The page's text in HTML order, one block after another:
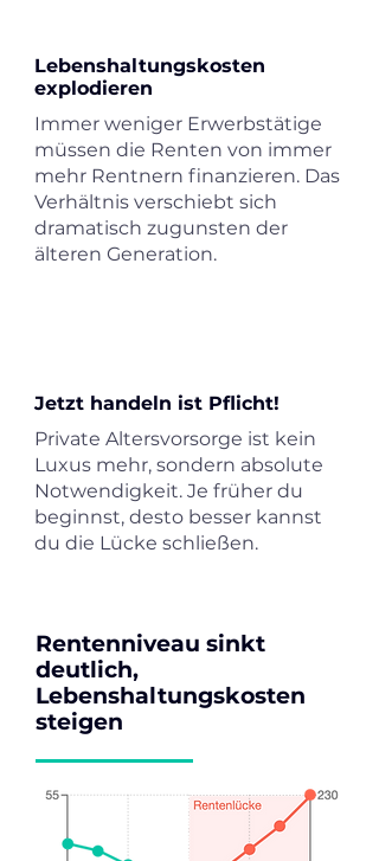
Lebenshaltungskosten
explodieren
Immer weniger Erwerbstätige
müssen die Renten von immer
mehr Rentnern finanzieren. Das
Verhältnis verschiebt sich
dramatisch zugunsten der
älteren Generation.
Jetzt handeln ist Pflicht!
Private Altersvorsorge ist kein
Luxus mehr, sondern absolute
Notwendigkeit. Je früher du
beginnst, desto besser kannst
du die Lücke schließen.
Rentenniveau sinkt
deutlich,
Lebenshaltungskosten
steigen